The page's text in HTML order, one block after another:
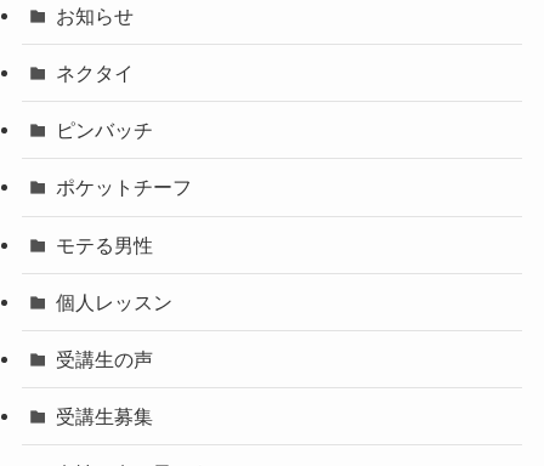
お知らせ
ネクタイ
ピンバッチ
ポケットチーフ
モテる男性
個人レッスン
受講生の声
受講生募集